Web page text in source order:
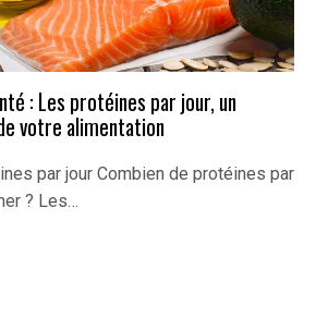
: Les protéines par jour, un
votre alimentation
par jour Combien de protéines par
? Les…